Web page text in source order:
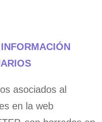
asociados al
en la web